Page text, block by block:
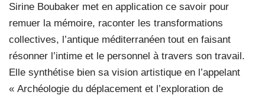
Sirine Boubaker met en application ce savoir pour
remuer la mémoire, raconter les transformations
collectives, l’antique méditerranéen tout en faisant
résonner l’intime et le personnel à travers son travail.
Elle synthétise bien sa vision artistique en l’appelant
« Archéologie du déplacement et l’exploration de